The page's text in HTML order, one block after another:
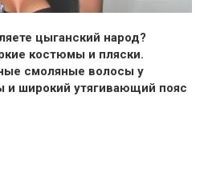
цыганский народ?
костюмы и пляски.
смоляные волосы у
и широкий утягивающий пояс